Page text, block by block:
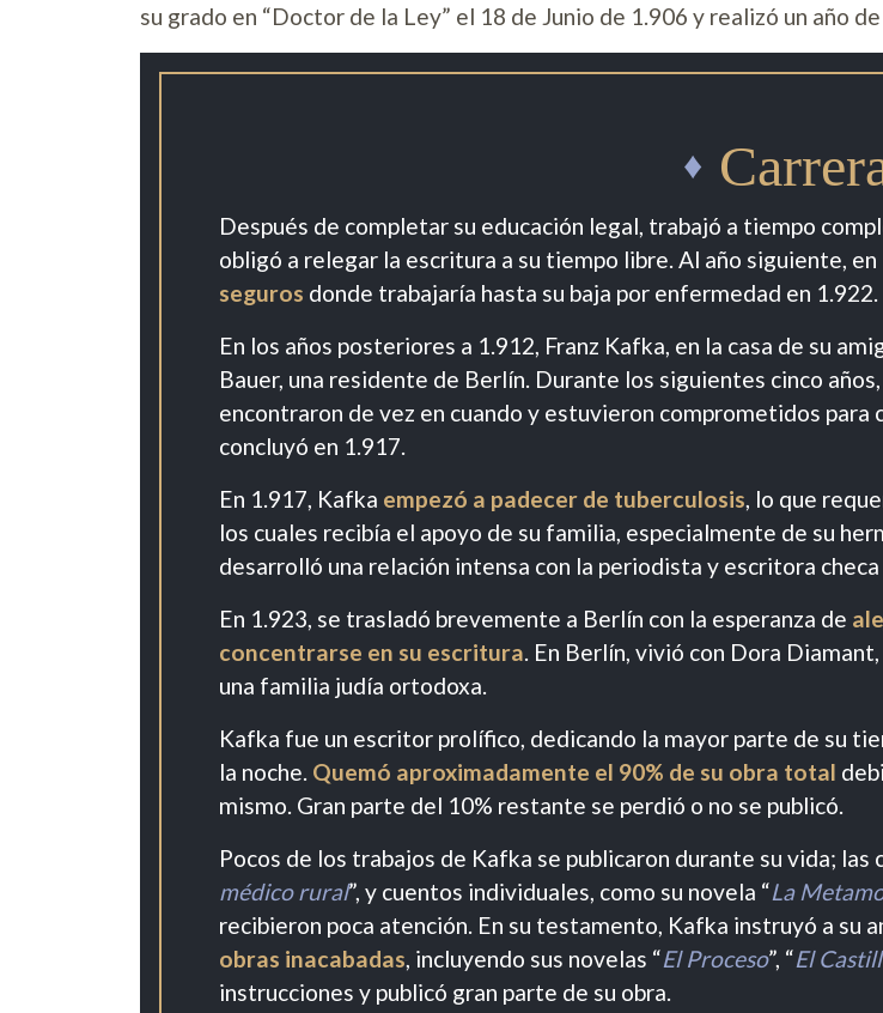
su grado en “Doctor de la Ley” el 18 de Junio de 1.906 y realizó un año
Después de completar su educación legal, trabajó a tiempo
obligó a relegar la escritura a su tiempo libre. Al año siguiente, en
seguros donde trabajaría hasta su baja por enfermedad en 1.922.
En los años posteriores a 1.912, Franz Kafka, en la casa de su
Bauer, una residente de Berlín. Durante los siguientes cinco
encontraron de vez en cuando y estuvieron comprometidos para
concluyó en 1.917.
En 1.917, Kafka empezó a padecer de tuberculosis, lo que
los cuales recibía el apoyo de su familia, especialmente de su
desarrolló una relación intensa con la periodista y escritora
En 1.923, se trasladó brevemente a Berlín con la esperanza de
concentrarse en su escritura. En Berlín, vivió con Dora
una familia judía ortodoxa.
Kafka fue un escritor prolífico, dedicando la mayor parte de su
la noche. Quemó aproximadamente el 90% de su obra total
mismo. Gran parte del 10% restante se perdió o no se publicó.
Pocos de los trabajos de Kafka se publicaron durante su vida; las
médico rural”, y cuentos individuales, como su novela “La
recibieron poca atención. En su testamento, Kafka instruyó a su
obras inacabadas, incluyendo sus novelas “El Proceso”, “El
instrucciones y publicó gran parte de su obra.